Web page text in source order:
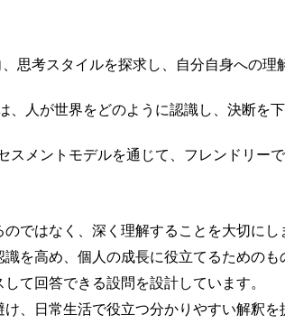
思考スタイルを探求し、自分自身への
、人が世界をどのように認識し、決断を
メントモデルを通じて、フレンドリー
ではなく、深く理解することを大切にし
を高め、個人の成長に役立てるためのも
て回答できる設問を設計しています。
、日常生活で役立つ分かりやすい解釈を